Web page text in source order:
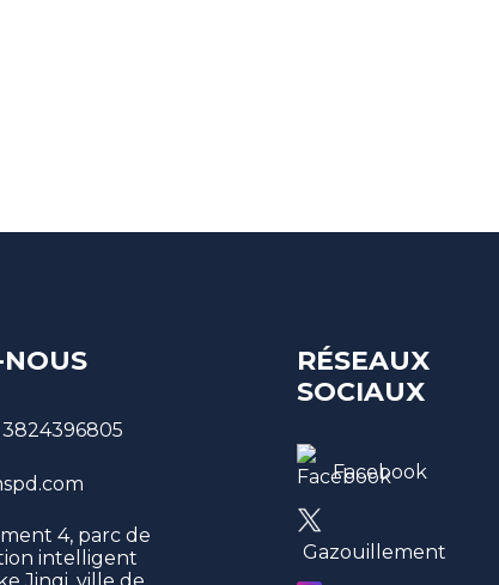
4, parc de
intelligent
RÉSEAUX
SOCIAUX
Facebook
Gazouillement